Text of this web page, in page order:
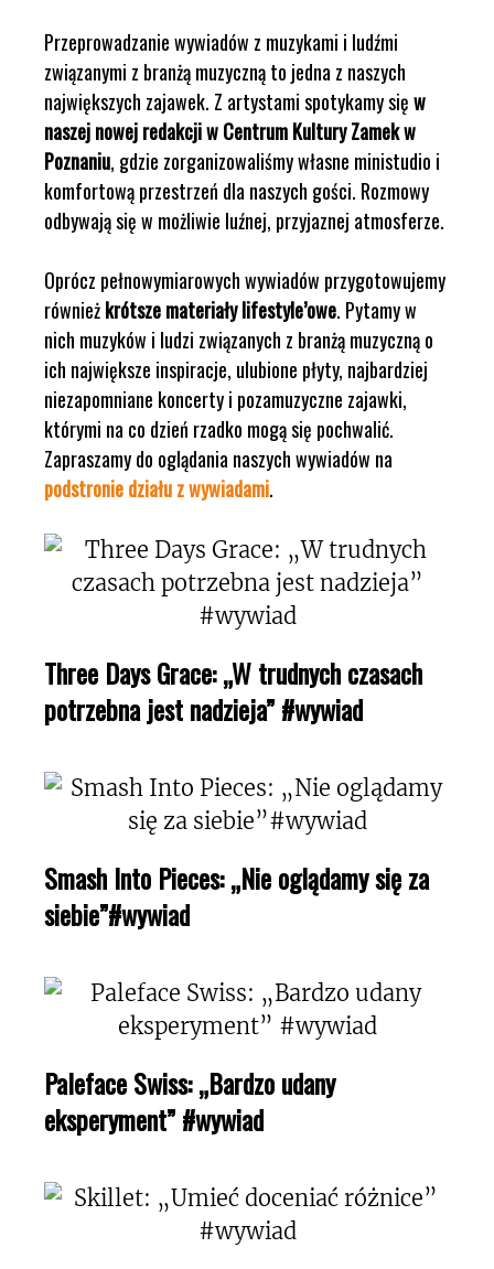
Przeprowadzanie wywiadów z muzykami i ludźmi
związanymi z branżą muzyczną to jedna z naszych
największych zajawek. Z artystami spotykamy sięw
naszej nowej redakcji w Centrum Kultury Zamek w
Poznaniu, gdzie zorganizowaliśmy własne ministudio i
komfortową przestrzeń dla naszych gości. Rozmowy
odbywają się w możliwie luźnej, przyjaznej atmosferze.
Oprócz pełnowymiarowych wywiadów przygotowujemy
równieżkrótsze materiały lifestyle’owe. Pytamy w
nich muzyków i ludzi związanych z branżą muzyczną o
ich największe inspiracje, ulubione płyty, najbardziej
niezapomniane koncerty i pozamuzyczne zajawki,
którymi na co dzień rzadko mogą się pochwalić.
Zapraszamy do oglądania naszych wywiadów na
podstronie działu z wywiadami.
Three Days Grace: „W trudnych czasach
potrzebna jest nadzieja” #wywiad
Smash Into Pieces: „Nie oglądamy się za
siebie”#wywiad
Paleface Swiss: „Bardzo udany
eksperyment” #wywiad